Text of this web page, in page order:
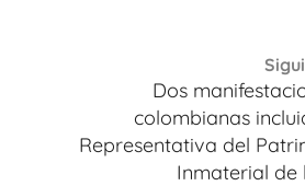
Dos
colombianas
Representativa del
Inmaterial de